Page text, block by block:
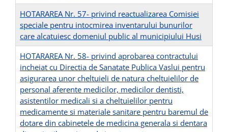
HOTARAREA Nr. 57- privind reactualizarea Comisiei
speciale pentru intocmirea inventarului bunurilor
care alcatuiesc domeniul public al municipiului Husi
HOTARAREA Nr. 58- privind aprobarea contractului
incheiat cu Directia de Sanatate Publica Vaslui pentru
asigurarea unor cheltuieli de natura cheltuielilor de
personal aferente medicilor, medicilor dentisti,
asistentilor medicali si a cheltuielilor pentru
medicamente si materiale sanitare pentru baremul de
dotare din cabinetele de medicina generala si dentara